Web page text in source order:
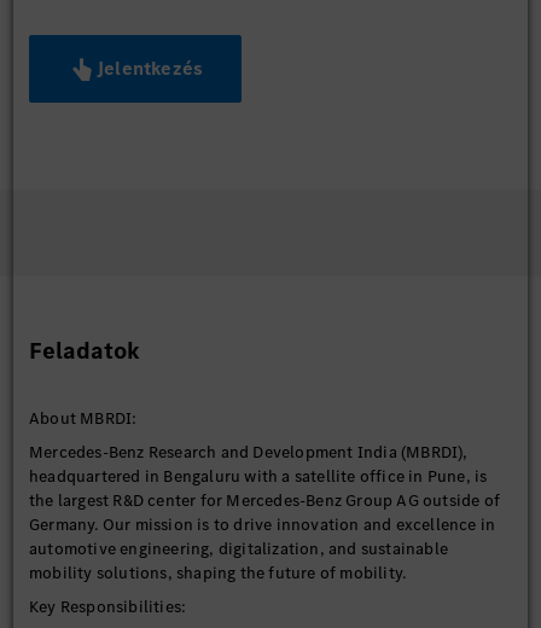
Jelentkezés
Feladatok
About MBRDI:
Mercedes-Benz Research and Development India (MBRDI),
headquartered in Bengaluru with a satellite office in Pune, is
the largest R&D center for Mercedes-Benz Group AG outside of
Germany. Our mission is to drive innovation and excellence in
automotive engineering, digitalization, and sustainable
mobility solutions, shaping the future of mobility.
Key Responsibilities: